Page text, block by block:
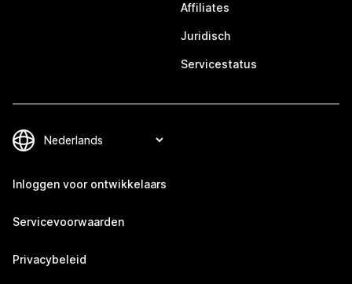
Affiliates
Juridisch
Servicestatus
Inloggen voor ontwikkelaars
Servicevoorwaarden
Privacybeleid